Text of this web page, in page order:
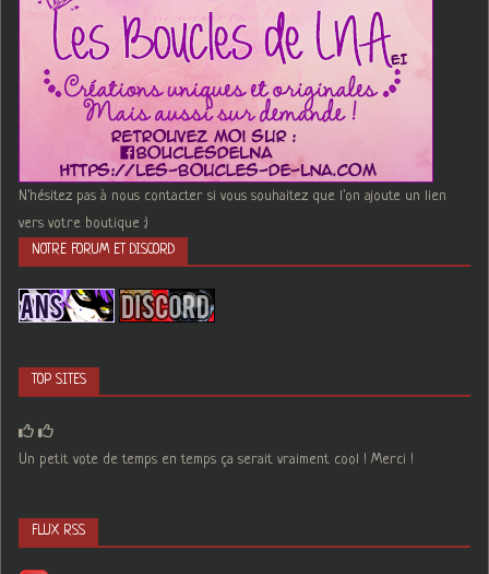
N'hésitez pas à nous contacter si vous souhaitez que l'on ajoute un lien
vers votre boutique :)
NOTRE FORUM ET DISCORD
TOP SITES
Un petit vote de temps en temps ça serait vraiment cool ! Merci !
FLUX RSS